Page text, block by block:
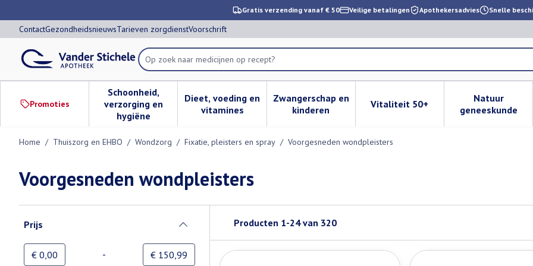
Gratis verzending vanaf € 50 Veilige betalingen Apothekersadvies Snelle
ContactGezondheidsnieuwsTarieven zorgdienstVoorschrift
Product, merk, categorie...
Op zoek naar medicijnen op recept?
Promoties
Schoonheid,
verzorging en
hygiëne
Toon submenu voor Schoonheid, verzorging en hygiëne categorie
Dieet, voeding en
vitaminesToon submenu voor Dieet, voeding en vitamines categorie
Zwangerschap en
kinderenToon submenu voor Zwangerschap en kinderen
Vitaliteit 50+Toon submenu voor Vitaliteit
Natuur
geneeskunde
Toon
Home / Thuiszorg en EHBO / Wondzorg / Fixatie, pleisters en spray / Voorgesneden wondpleisters
Voorgesneden wondpleisters
Prijs
Minimumwaarde
€ 0,00 - Maximale waarde
€ 150,99
Producten 1-24van 320